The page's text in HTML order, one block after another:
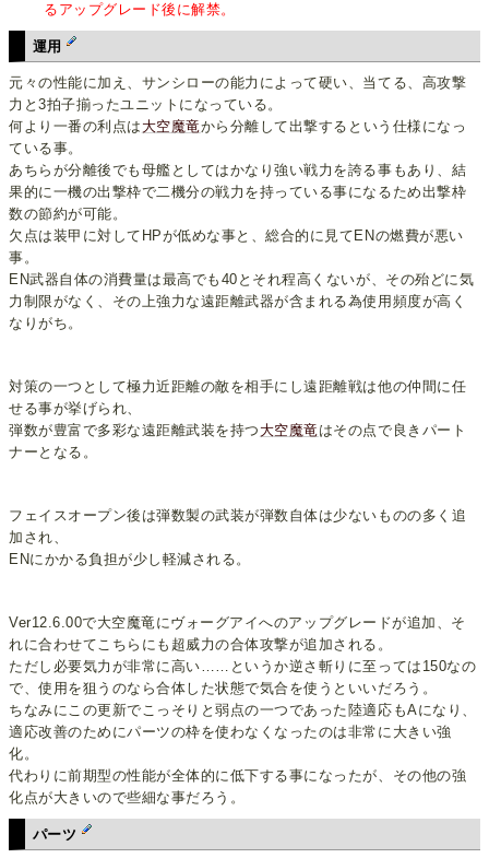
るアップグレード後に解禁。
運用
元々の性能に加え、サンシローの能力によって硬い、当てる、高攻撃
力と3拍子揃ったユニットになっている。
何より一番の利点は 大空魔竜から分離して出撃するという仕様になっ
ている事。
あちらが分離後でも母艦としてはかなり強い戦力を誇る事もあり、結
果的に一機の出撃枠で二機分の戦力を持っている事になるため出撃枠
数の節約が可能。
欠点は装甲に対してHPが低めな事と、総合的に見てENの燃費が悪い
事。
EN武器自体の消費量は最高でも40とそれ程高くないが、その殆どに気
力制限がなく、その上強力な遠距離武器が含まれる為使用頻度が高く
なりがち。
対策の一つとして極力近距離の敵を相手にし遠距離戦は他の仲間に任
せる事が挙げられ、
弾数が豊富で多彩な遠距離武装を持つ 大空魔竜 はその点で良きパート
ナーとなる。
フェイスオープン後は弾数製の武装が弾数自体は少ないものの多く追
加され、
ENにかかる負担が少し軽減される。
Ver12.6.00で大空魔竜にヴォーグアイへのアップグレードが追加、そ
れに合わせてこちらにも超威力の合体攻撃が追加される。
ただし必要気力が非常に高い……というか逆さ斬りに至っては150なの
で、使用を狙うのなら合体した状態で気合を使うといいだろう。
ちなみにこの更新でこっそりと弱点の一つであった陸適応もAになり、
適応改善のためにパーツの枠を使わなくなったのは非常に大きい強
化。
代わりに前期型の性能が全体的に低下する事になったが、その他の強
化点が大きいので些細な事だろう。
パーツ